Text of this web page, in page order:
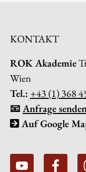
KONTAKT
ROK Akademie
Wien
Tel.: +43 (1) 368
📧Anfrage
Auf Google